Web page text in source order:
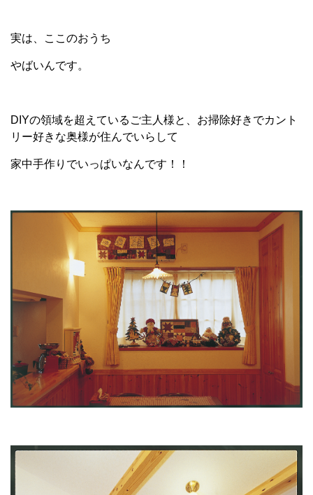
実は、ここのおうち
やばいんです。
DIYの領域を超えているご主人様と、お掃除好きでカント
リー好きな奥様が住んでいらして
家中手作りでいっぱいなんです！！